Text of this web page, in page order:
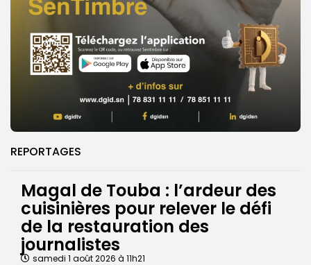
REPORTAGES
Magal de Touba : l’ardeur des
cuisinières pour relever le défi
de la restauration des
journalistes
samedi 1 août 2026 à 11h21